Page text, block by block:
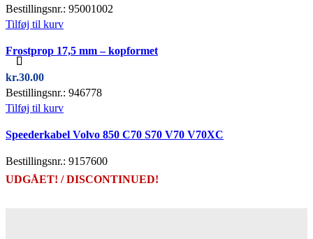
Bestillingsnr.: 95001002
Tilføj til kurv
Frostprop 17,5 mm – kopformet
kr.30.00
Bestillingsnr.: 946778
Tilføj til kurv
Speederkabel Volvo 850 C70 S70 V70 V70XC
Bestillingsnr.: 9157600
UDGÅET! / DISCONTINUED!